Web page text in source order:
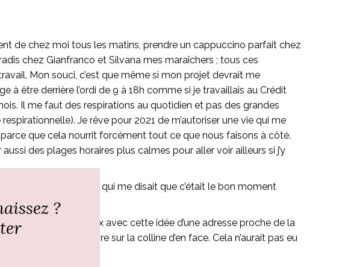
de chez moi tous les matins, prendre un cappuccino parfait chez
chez Gianfranco et Silvana mes maraîchers ; tous ces
Mon souci, c’est que même si mon projet devrait me
à être derrière l’ordi de 9 à 18h comme si je travaillais au Crédit
Il me faut des respirations au quotidien et pas des grandes
Je rêve pour 2021 de m’autoriser une vie qui me
que cela nourrit forcément tout ce que nous faisons à côté.
des plages horaires plus calmes pour aller voir ailleurs si j’y
avec cet instinct qui me disait que c’était le bon moment
d’autres locaux avec cette idée d’une adresse proche de la
mettre en solitaire sur la colline d’en face. Cela n’aurait pas eu
?